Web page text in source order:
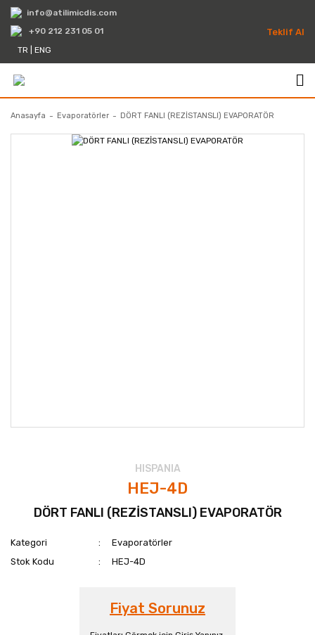
info@atilimicdis.com
+90 212 231 05 01
TR
ENG
Teklif Al
Anasayfa Evaporatörler DÖRT FANLI (REZİSTANSLI) EVAPORATÖR
HISPANIA
HEJ-4D
DÖRT FANLI (REZİSTANSLI) EVAPORATÖR
Kategori
Evaporatörler
Stok Kodu
HEJ-4D
Fiyat Sorunuz